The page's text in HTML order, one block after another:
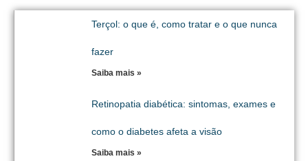
Terçol: o que é, como tratar e o que nunca
fazer
Saiba mais »
Retinopatia diabética: sintomas, exames e
como o diabetes afeta a visão
Saiba mais »